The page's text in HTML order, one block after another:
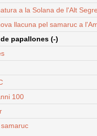
a la Solana de l'Alt
llacuna pel samaruc a
papallones (-)
100